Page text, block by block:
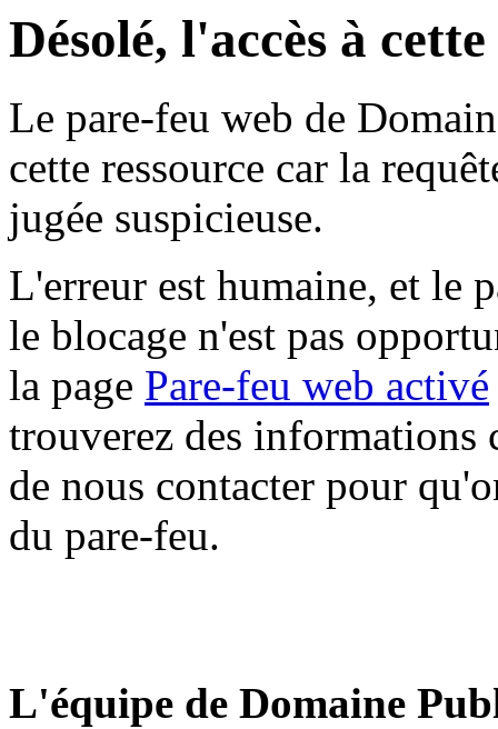
Désolé, l'accès à
Le pare-feu web de
cette ressource car la
jugée suspicieuse.
L'erreur est humaine, et le
le blocage n'est pas
la page Pare-feu web activé
trouverez des informations
de nous contacter pour
du pare-feu.
L'équipe de Domaine